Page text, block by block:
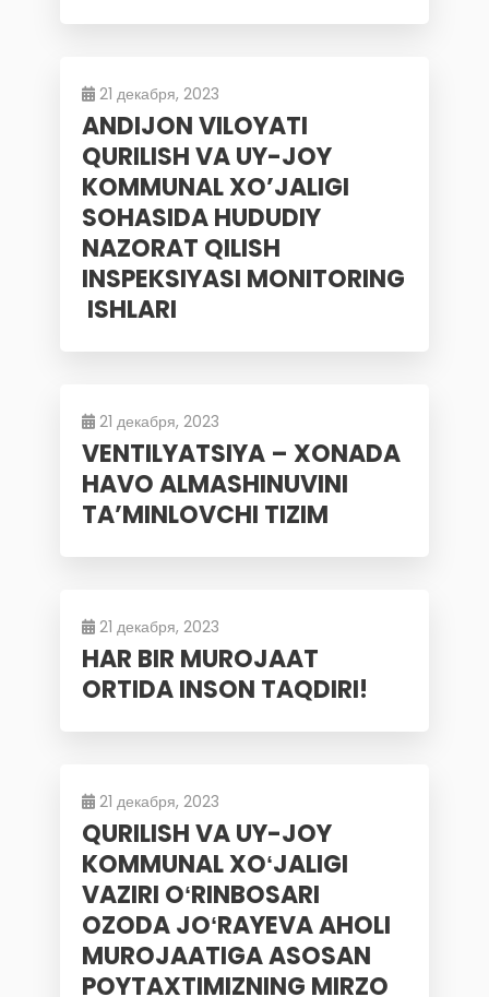
21 декабря, 2023
ANDIJON VILOYATI
QURILISH VA UY-JOY
KOMMUNAL XO’JALIGI
SOHASIDA HUDUDIY
NAZORAT QILISH
INSPEKSIYASI MONITORING
ISHLARI
21 декабря, 2023
VENTILYATSIYA – XONADA
HAVO ALMASHINUVINI
TA’MINLOVCHI TIZIM
21 декабря, 2023
HAR BIR MUROJAAT
ORTIDA INSON TAQDIRI!
21 декабря, 2023
QURILISH VA UY-JOY
KOMMUNAL XOʻJALIGI
VAZIRI OʻRINBOSARI
OZODA JOʻRAYEVA AHOLI
MUROJAATIGA ASOSAN
POYTAXTIMIZNING MIRZO